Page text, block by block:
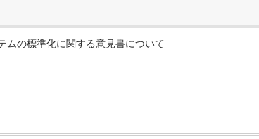
の標準化に関する意見書について